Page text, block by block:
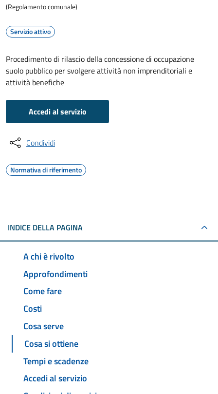
(Regolamento comunale)
Servizio attivo
Procedimento di rilascio della concessione di occupazione
suolo pubblico per svolgere attività non imprenditoriali e
attività benefiche
Accedi al servizio
Condividi
Normativa di riferimento
INDICE DELLA PAGINA
A chi è rivolto
Approfondimenti
Come fare
Costi
Cosa serve
Cosa si ottiene
Tempi e scadenze
Accedi al servizio